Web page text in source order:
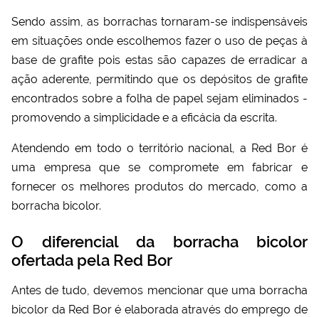
Sendo assim, as borrachas tornaram-se indispensáveis
em situações onde escolhemos fazer o uso de peças à
base de grafite pois estas são capazes de erradicar a
ação aderente, permitindo que os depósitos de grafite
encontrados sobre a folha de papel sejam eliminados -
promovendo a simplicidade e a eficácia da escrita.
Atendendo em todo o território nacional, a Red Bor é
uma empresa que se compromete em fabricar e
fornecer os melhores produtos do mercado, como a
borracha bicolor.
O diferencial da borracha bicolor
ofertada pela Red Bor
Antes de tudo, devemos mencionar que uma borracha
bicolor da Red Bor é elaborada através do emprego de